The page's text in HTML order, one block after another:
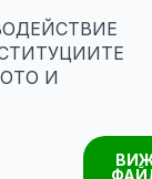
И